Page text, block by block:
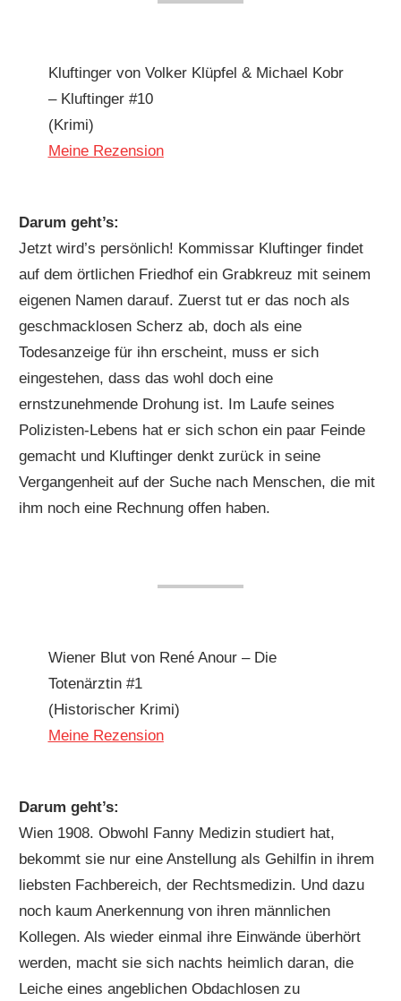
Kluftinger von Volker Klüpfel & Michael Kobr
– Kluftinger #10
(Krimi)
Meine Rezension
Darum geht’s:
Jetzt wird’s persönlich! Kommissar Kluftinger findet
auf dem örtlichen Friedhof ein Grabkreuz mit seinem
eigenen Namen darauf. Zuerst tut er das noch als
geschmacklosen Scherz ab, doch als eine
Todesanzeige für ihn erscheint, muss er sich
eingestehen, dass das wohl doch eine
ernstzunehmende Drohung ist. Im Laufe seines
Polizisten-Lebens hat er sich schon ein paar Feinde
gemacht und Kluftinger denkt zurück in seine
Vergangenheit auf der Suche nach Menschen, die mit
ihm noch eine Rechnung offen haben.
Wiener Blut von René Anour – Die
Totenärztin #1
(Historischer Krimi)
Meine Rezension
Darum geht’s:
Wien 1908. Obwohl Fanny Medizin studiert hat,
bekommt sie nur eine Anstellung als Gehilfin in ihrem
liebsten Fachbereich, der Rechtsmedizin. Und dazu
noch kaum Anerkennung von ihren männlichen
Kollegen. Als wieder einmal ihre Einwände überhört
werden, macht sie sich nachts heimlich daran, die
Leiche eines angeblichen Obdachlosen zu